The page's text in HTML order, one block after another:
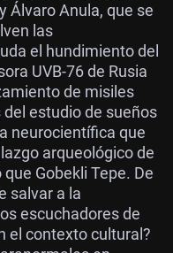
Álvaro Anula, que se
las
el hundimiento del
UVB-76 de Rusia
de misiles
estudio de sueños
neurocientífica que
arqueológico de
Gobekli Tepe. De
salvar a la
escuchadores de
el contexto cultural?